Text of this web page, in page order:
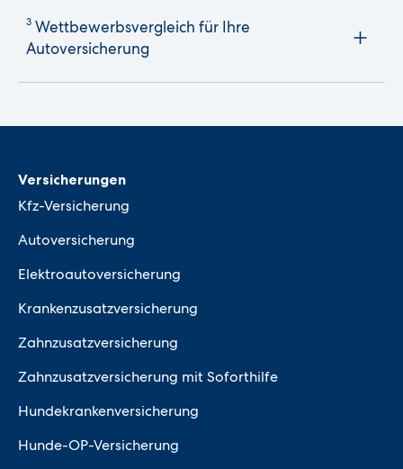
3 Wettbewerbsvergleich für Ihre
Autoversicherung
Versicherungen
Kfz-Versicherung
Autoversicherung
Elektroautoversicherung
Krankenzusatzversicherung
Zahnzusatzversicherung
Zahnzusatzversicherung mit Soforthilfe
Hundekrankenversicherung
Hunde-OP-Versicherung